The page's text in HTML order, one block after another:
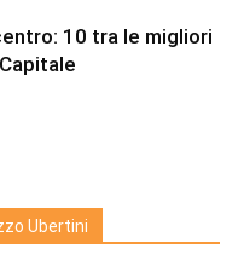
10 tra le migliori
Ubertini